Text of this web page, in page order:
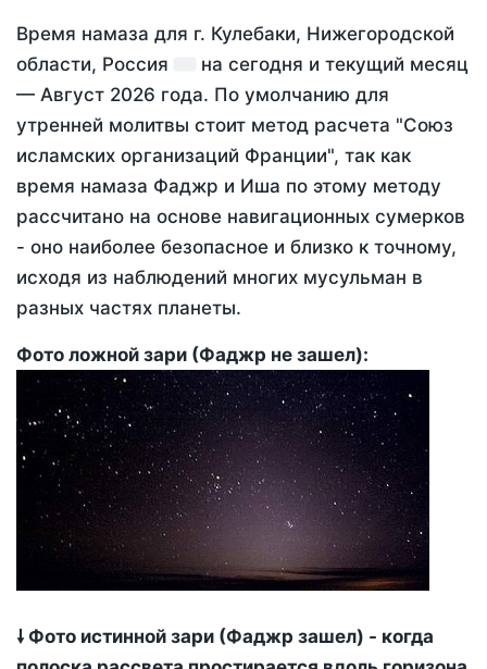
Время намаза для г. Кулебаки, Нижегородской
области, Россия
на сегодня и текущий месяц
— Август 2026 года. По умолчанию для
утренней молитвы стоит метод расчета "Союз
исламских организаций Франции", так как
время намаза Фаджр и Иша по этому методу
рассчитано на основе навигационных сумерков
- оно наиболее безопасное и близко к точному,
исходя из наблюдений многих мусульман в
разных частях планеты.
Фото ложной зари (Фаджр не зашел):
🠗 Фото истинной зари (Фаджр зашел) - когда